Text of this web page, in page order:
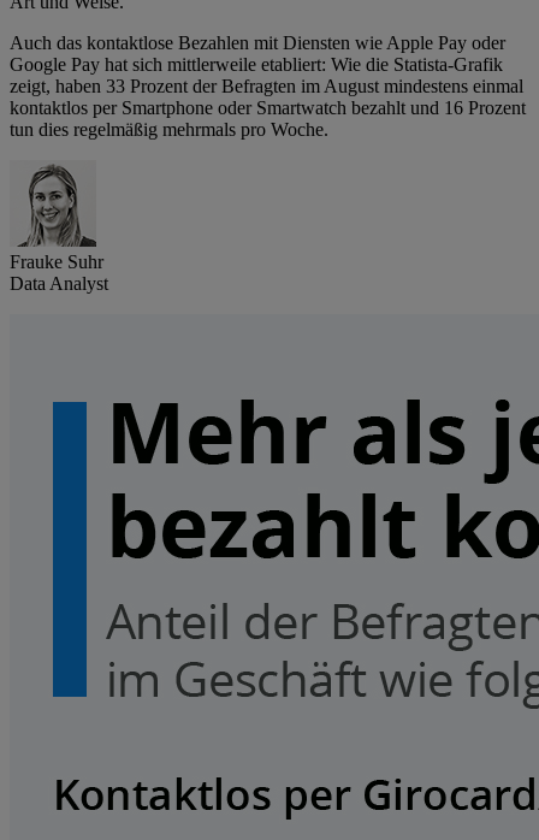
Auch das kontaktlose Bezahlen mit Diensten wie Apple Pay oder
Google Pay hat sich mittlerweile etabliert: Wie die Statista-Grafik
zeigt, haben 33 Prozent der Befragten im August mindestens einmal
kontaktlos per Smartphone oder Smartwatch bezahlt und 16 Prozent
tun dies regelmäßig mehrmals pro Woche.
Frauke Suhr
Data Analyst